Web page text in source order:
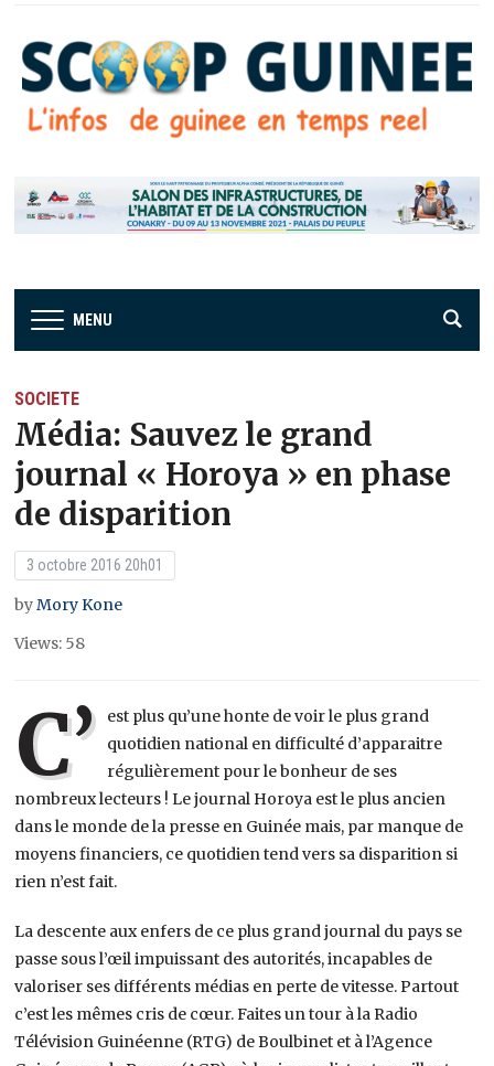
MENU
SOCIETE
Média: Sauvez le grand
journal « Horoya » en phase
de disparition
3 octobre 2016 20h01
byMory Kone
Views: 58
C’
est plus qu’une honte de voir le plus grand
quotidien national en difficulté d’apparaitre
régulièrement pour le bonheur de ses
nombreux lecteurs ! Le journal Horoya est le plus ancien
dans le monde de la presse en Guinée mais, par manque de
moyens financiers, ce quotidien tend vers sa disparition si
rien n’est fait.
La descente aux enfers de ce plus grand journal du pays se
passe sous l’œil impuissant des autorités, incapables de
valoriser ses différents médias en perte de vitesse. Partout
c’est les mêmes cris de cœur. Faites un tour à la Radio
Télévision Guinéenne (RTG) de Boulbinet et à l’Agence